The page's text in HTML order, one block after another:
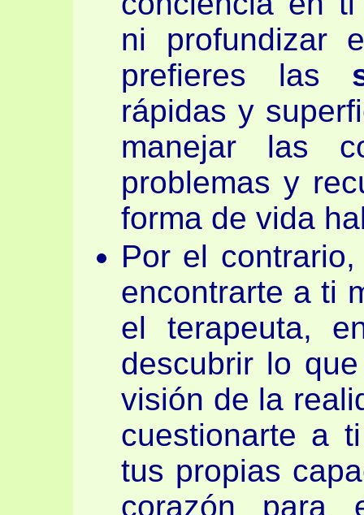
ni profundizar
prefieres las
rápidas y
manejar las
problemas y
forma de vida
Por el
encontrarte a ti
el terapeuta,
descubrir lo
visión de la
cuestionarte a
tus propias
corazón para